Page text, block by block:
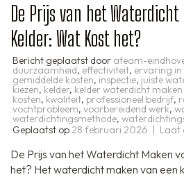
De Prijs van het
Kelder: Wat Kost het?
Bericht geplaatst door ateam-
duurzaamheid, effectiviteit, ervaring
gemiddelde kosten, inspectie, juiste
kiezen, kelder, kelder waterdicht
kosten, kwaliteit, professioneel bedrijf,
vochtprobleem, voorbereidend werk,
waterdichtingsmethode,
Geplaatst op 28 februari 2026 Laat
De Prijs van het Waterdicht Maken
het? Het waterdicht maken van een